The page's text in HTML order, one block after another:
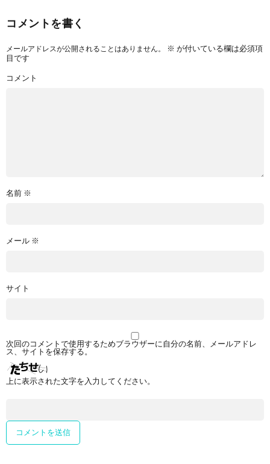
コメントを書く
メールアドレスが公開されることはありません。 ※ が付いている欄は必須項
目です
コメント
名前 ※
メール ※
サイト
次回のコメントで使用するためブラウザーに自分の名前、メールアドレ
ス、サイトを保存する。
上に表示された文字を入力してください。